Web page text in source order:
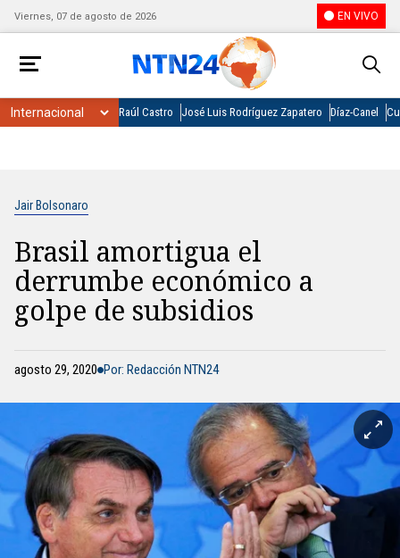
Viernes, 07 de agosto de 2026 EN VIVO
Raúl Castro José Luis Rodríguez Zapatero Díaz-Canel
Jair Bolsonaro
Brasil amortigua el
derrumbe económico a
golpe de subsidios
agosto 29, 2020 Por: Redacción NTN24